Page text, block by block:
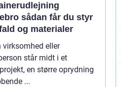
får du styr
og materialer
virksomhed eller
står midt i et
en større oprydning
...